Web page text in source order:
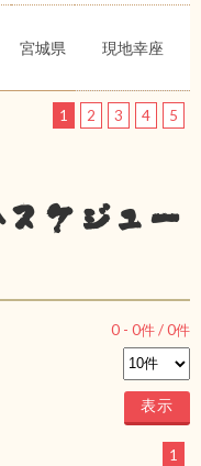
宮城県 現地幸座
1 2 3 4 5
ケジュー
0 - 0件 /0件
1